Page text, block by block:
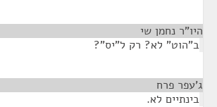
היו"ר נחמן שי
ב"הוט" לא? רק ל"יס"?
ג'עפר פרח
בינתיים לא.